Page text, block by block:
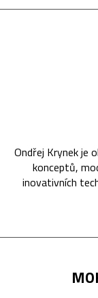
Ondřej Krynek je
konceptů,
inovativních